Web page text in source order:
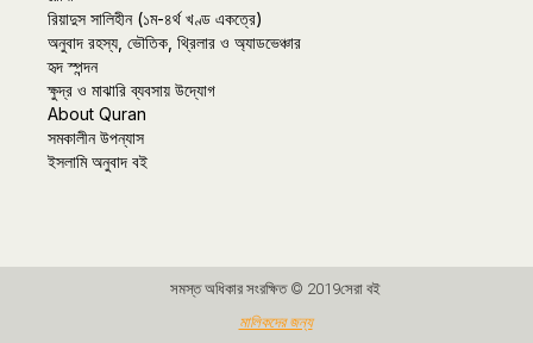
রিয়াদুস সালিহীন (১ম-৪র্থ খণ্ড একত্রে)
অনুবাদ রহস্য, ভৌতিক, থ্রিলার ও অ্যাডভেঞ্চার
হৃদ স্পন্দন
ক্ষুদ্র ও মাঝারি ব্যবসায় উদ্যোগ
About Quran
সমকালীন উপন্যাস
ইসলামি অনুবাদ বই
সমস্ত অধিকার সংরক্ষিত © 2019সেরা বই
মালিকদের জন্য